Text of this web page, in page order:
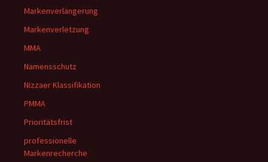
Markenverlängerung
Markenverletzung
MMA
Namensschutz
Nizzaer Klassifikation
PMMA
Prioritätsfrist
professionelle
Markenrecherche